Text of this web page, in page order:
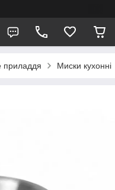
приладдя Миски кухонні